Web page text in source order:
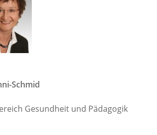
Schmid
Gesundheit und Pädagogik